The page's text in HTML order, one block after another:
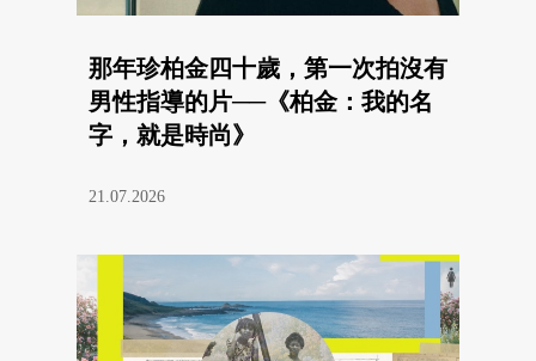
那年珍柏金四十歲，第一次拍沒有
男性指導的片──《柏金：我的名
字，就是時尚》
21.07.2026